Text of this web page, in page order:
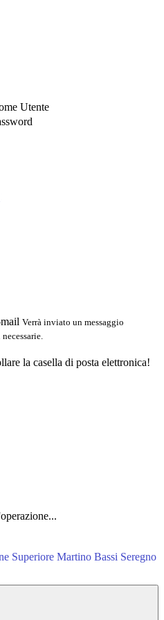
Utente
Verrà inviato un messaggio
la casella di posta elettronica!